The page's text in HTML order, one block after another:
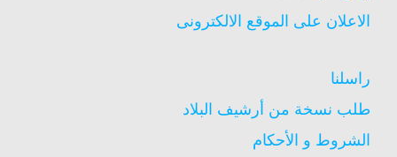
الاعلان على الموقع الالكترونى
راسلنا
طلب نسخة من أرشيف البلاد
الشروط و الأحكام